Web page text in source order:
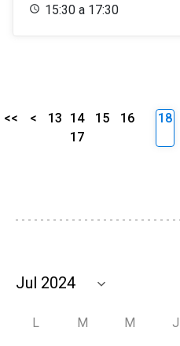
15:30 a 17:30
<< < 13 14 15
16
17
18
L M M J